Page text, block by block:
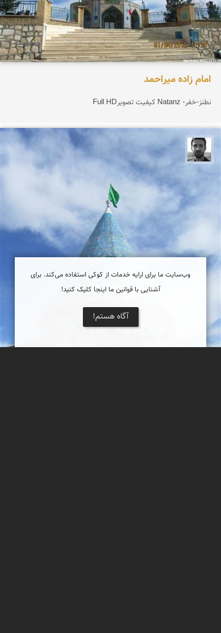
امام زاده میراحمد
نطنز-خفر- Natanz کیفیت تصویرFull HD
مجتبی ملانظر
وب‌سایت ما برای ارایه خدمات از کوکی استفاده می‌کند. برای
آشنایی با قوانین ما اینجا کلیک کنید!
آگاه هستم!